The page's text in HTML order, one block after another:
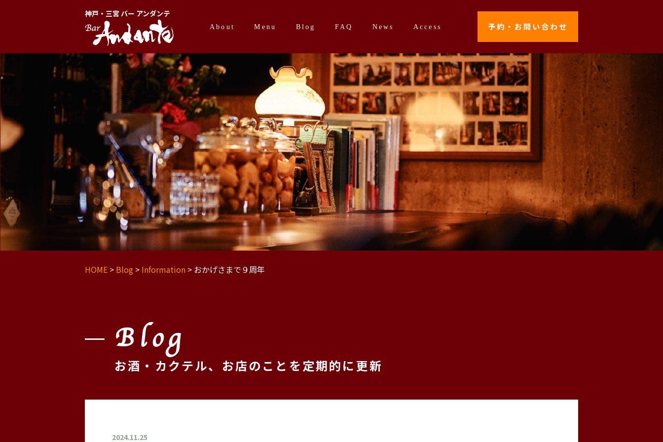
神戸・三宮 バー アンダンテ
About Menu Blog FAQ News Access 予約・お問い合わせ
HOME > Blog > Information > おかげさまで９周年
Blog
お酒・カクテル、お店のことを定期的に更新
2024.11.25